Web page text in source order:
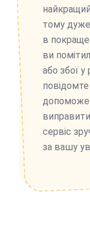
тому
в
ви
або збої у
допоможе
сервіс
за вашу